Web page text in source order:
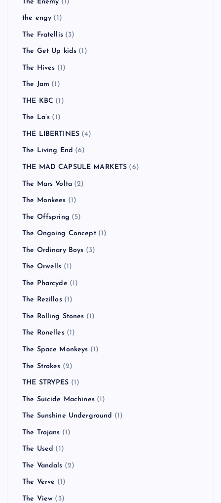
The Enemy (1)
the engy (1)
The Fratellis(3)
The Get Up kids (1)
The Hives (1)
The Jam (1)
THE KBC (1)
The La’s (1)
THE LIBERTINES (4)
The Living End (6)
THE MAD CAPSULE MARKETS (6)
The Mars Volta (2)
The Monkees (1)
The Offspring (5)
The Ongoing Concept(1)
The Ordinary Boys (3)
The Orwells (1)
The Pharcyde (1)
The Rezillos(1)
The Rolling Stones (1)
The Ronelles(1)
The Space Monkeys (1)
The Strokes (2)
THE STRYPES (1)
The Suicide Machines(1)
The Sunshine Underground (1)
The Trojans (1)
The Used (1)
The Vandals (2)
The Verve (1)
The View (3)